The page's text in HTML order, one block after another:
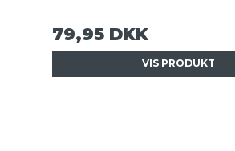
79,95 DKK
VIS PRODUKT